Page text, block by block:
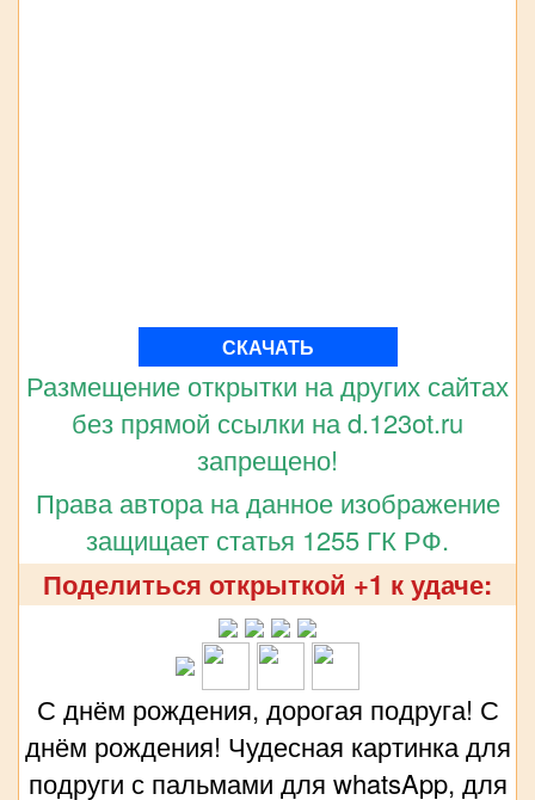
СКАЧАТЬ
Размещение открытки на других сайтах
без прямой ссылки на d.123ot.ru
запрещено!
Права автора на данное изображение
защищает статья 1255 ГК РФ.
Поделиться открыткой +1 к удаче:
С днём рождения, дорогая подруга! С
днём рождения! Чудесная картинка для
подруги с пальмами для whatsApp, для